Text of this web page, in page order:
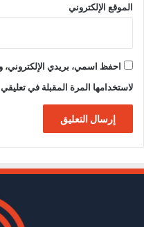
الموقع الإلكتروني
احفظ اسمي، بريدي الإلكتروني،
لاستخدامها المرة المقبلة في